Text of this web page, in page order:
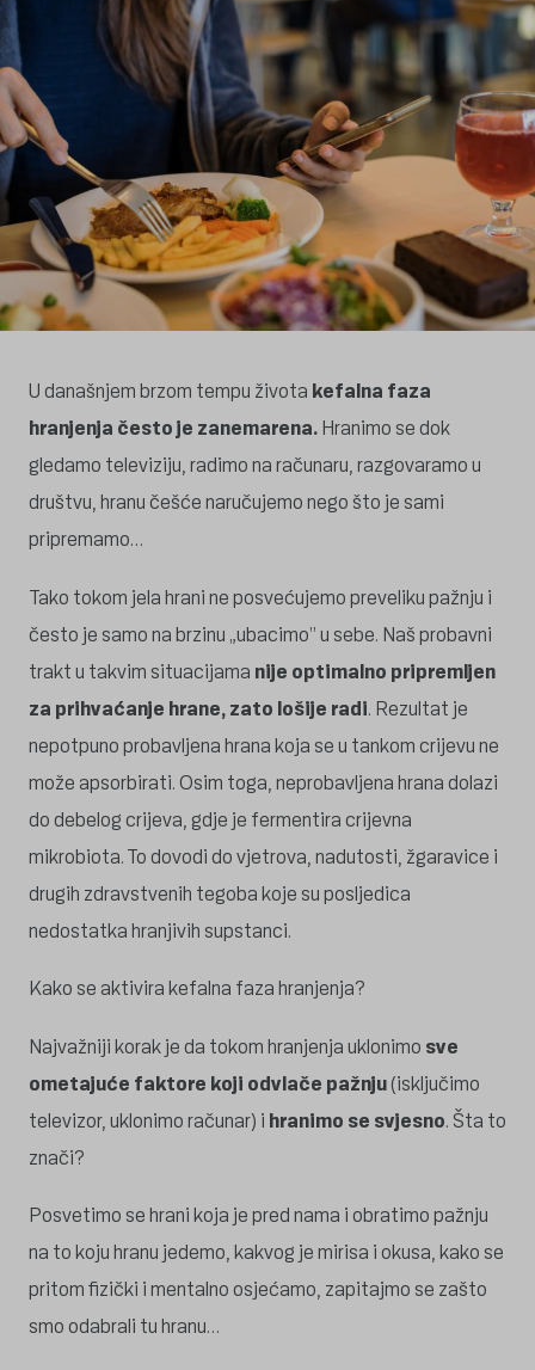
U današnjem brzom tempu života kefalna faza
hranjenja često je zanemarena.Hranimo se dok
gledamo televiziju, radimo na računaru, razgovaramo u
društvu, hranu češće naručujemo nego što je sami
pripremamo…
Tako tokom jela hrani ne posvećujemo preveliku pažnju i
često je samo na brzinu „ubacimo” u sebe. Naš probavni
trakt u takvim situacijama nije optimalno pripremljen
za prihvaćanje hrane, zato lošije radi. Rezultat je
nepotpuno probavljena hrana koja se u tankom crijevu ne
može apsorbirati. Osim toga, neprobavljena hrana dolazi
do debelog crijeva, gdje je fermentira crijevna
mikrobiota. To dovodi do vjetrova, nadutosti, žgaravice i
drugih zdravstvenih tegoba koje su posljedica
nedostatka hranjivih supstanci.
Kako se aktivira kefalna faza hranjenja?
Najvažniji korak je da tokom hranjenja uklonimo sve
ometajuće faktore koji odvlače pažnju(isključimo
televizor, uklonimo računar) i hranimo se svjesno. Šta to
znači?
Posvetimo se hrani koja je pred nama i obratimo pažnju
na to koju hranu jedemo, kakvog je mirisa i okusa, kako se
pritom fizički i mentalno osjećamo, zapitajmo se zašto
smo odabrali tu hranu…